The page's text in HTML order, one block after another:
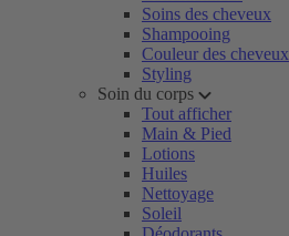
Soins des cheveux
Shampooing
Couleur des cheveux
Styling
Soin du corps
Tout afficher
Main & Pied
Lotions
Huiles
Nettoyage
Soleil